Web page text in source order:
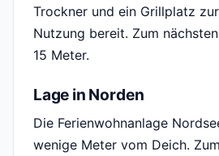
Trockner und ein Grillplatz
Nutzung bereit. Zum
15 Meter.
Lage in Norden
Die Ferienwohnanlage
wenige Meter vom Deich.